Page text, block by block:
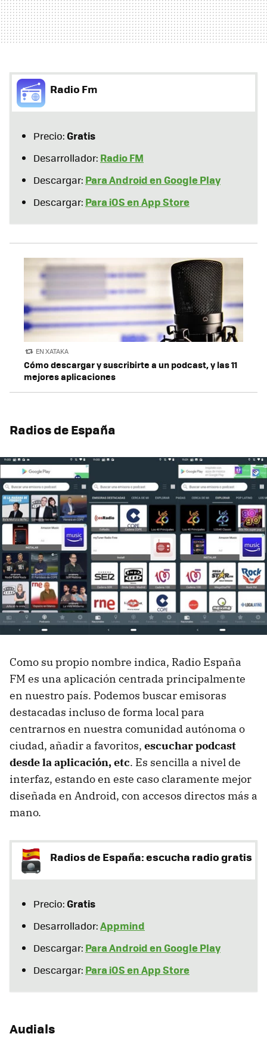
Radio Fm
Precio:Gratis
Desarrollador: Radio FM
Descargar: Para Android en Google Play
Descargar: Para iOS en App Store
EN XATAKA
Cómo descargar y suscribirte a un podcast, y las 11
mejores aplicaciones
Radios de España
Como su propio nombre indica, Radio España
FM es una aplicación centrada principalmente
en nuestro país. Podemos buscar emisoras
destacadas incluso de forma local para
centrarnos en nuestra comunidad autónoma o
ciudad, añadir a favoritos, escuchar podcast
desde la aplicación, etc. Es sencilla a nivel de
interfaz, estando en este caso claramente mejor
diseñada en Android, con accesos directos más a
mano.
Radios de España: escucha radio gratis
Precio:Gratis
Desarrollador:Appmind
Descargar: Para Android en Google Play
Descargar: Para iOS en App Store
Audials